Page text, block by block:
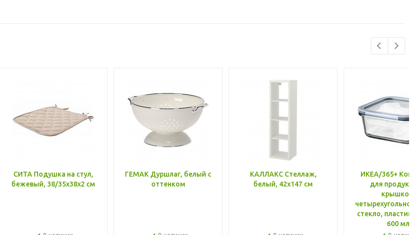
СИТА Подушка на стул,
бежевый, 38/35x38x2 см
ГЕМАК Дуршлаг, белый с
оттенком
КАЛЛАКС Стеллаж,
белый, 42x147 см
ИКЕА/365+
для
крышкой,
стекло, пластик
600 мл